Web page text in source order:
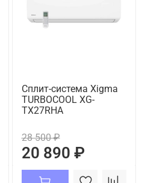
Сплит-система Xigma
TURBOCOOL XG-
TX27RHA
28 500 ₽
20 890 ₽